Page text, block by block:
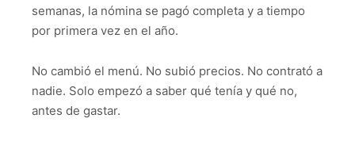
semanas, la nómina se pagó completa y a tiempo
por primera vez en el año.
No cambió el menú. No subió precios. No contrató a
nadie. Solo empezó a saber qué tenía y qué no,
antes de gastar.